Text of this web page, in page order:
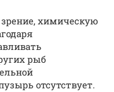
химическую
рыб
отсутствует.